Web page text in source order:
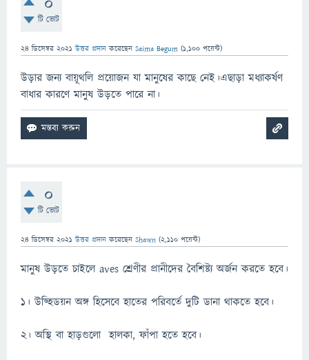
টি ভোট
24 ডিসেম্বর 2021 উত্তর প্রদান করেছেন Saima Begum (1,100 পয়েন্ট)
উড়ার জন্য বায়ূথলি প্রয়োজন যা মানুষের কাছে নেই।এছাড়া মধ্যাকর্ষণ
বাধার কারণে মানুষ উড়তে পারে না।
0
টি ভোট
24 ডিসেম্বর 2021 উত্তর প্রদান করেছেন Shawn (2,110 পয়েন্ট)
মানুষ উড়তে চাইলে aves শ্রেণীর প্রানীদের বৈশিষ্ট্য অর্জন করতে হবে।
১। উড্হিডয়ন অঙ্গ হিসেবে হাতের পরিবর্তে দুটি ডানা থাকতে হবে।
২। অস্থি বা হাড়গুলো হালকা, ফাঁপা হতে হবে।